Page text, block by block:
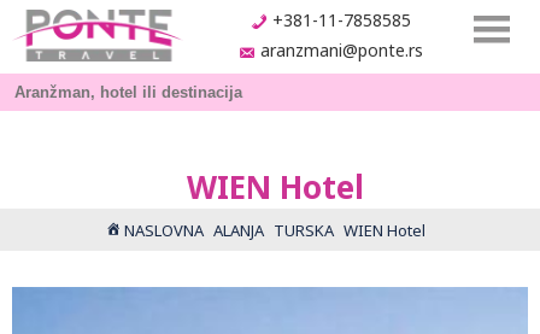
+381-11-7858585
aranzmani@ponte.rs
WIEN Hotel
NASLOVNA ALANJA TURSKA WIEN Hotel